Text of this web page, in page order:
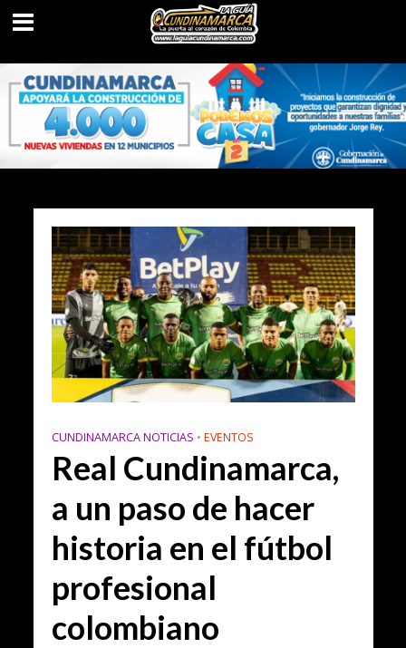
CUNDINAMARCA NOTICIAS • EVENTOS
Real Cundinamarca,
a un paso de hacer
historia en el fútbol
profesional
colombiano